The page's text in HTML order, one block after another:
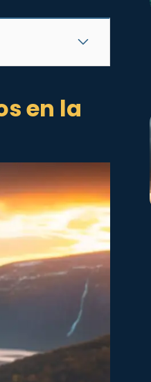
en la